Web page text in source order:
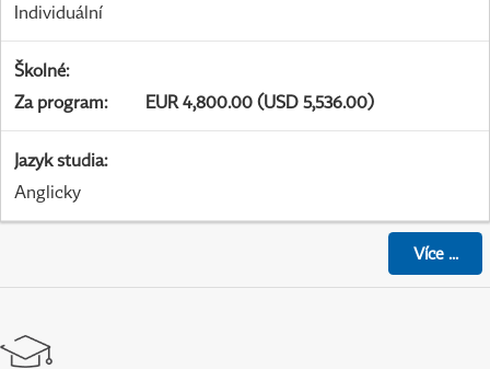
Individuální
Školné:
Za program: EUR 4,800.00 (USD 5,536.00)
Jazyk studia:
Anglicky
Více...